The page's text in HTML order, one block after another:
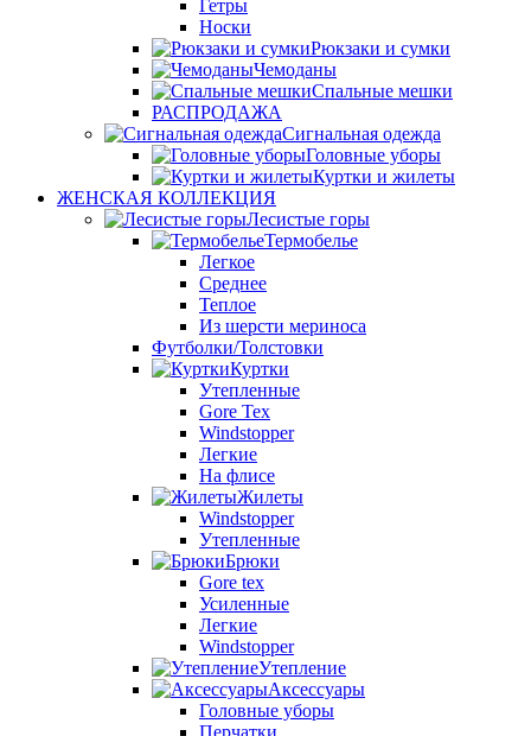
Гетры
Носки
Рюкзаки и сумки
Чемоданы
Спальные мешки
РАСПРОДАЖА
Сигнальная одежда
Головные уборы
Куртки и жилеты
ЖЕНСКАЯ КОЛЛЕКЦИЯ
Лесистые горы
Термобелье
Легкое
Среднее
Теплое
Из шерсти мериноса
Футболки/Толстовки
Куртки
Утепленные
Gore Tex
Windstopper
Легкие
На флисе
Жилеты
Windstopper
Утепленные
Брюки
Gore tex
Усиленные
Легкие
Windstopper
Утепление
Аксессуары
Головные уборы
Перчатки